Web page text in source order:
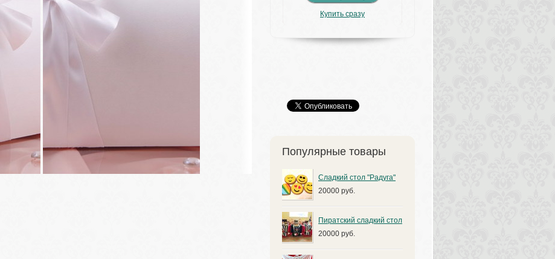
Купить сразу
Популярные товары
Сладкий стол "Радуга"
20000 руб.
Пиратский сладкий стол
20000 руб.